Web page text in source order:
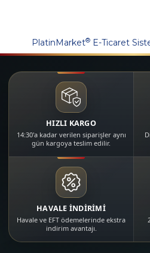
PlatinMarket® E-Ticaret
HIZLI KARGO
14:30'a kadar verilen siparişler aynı
gün kargoya teslim edilir.
HAVALE İNDİRİMİ
Havale ve EFT ödemelerinde ekstra
indirim avantajı.